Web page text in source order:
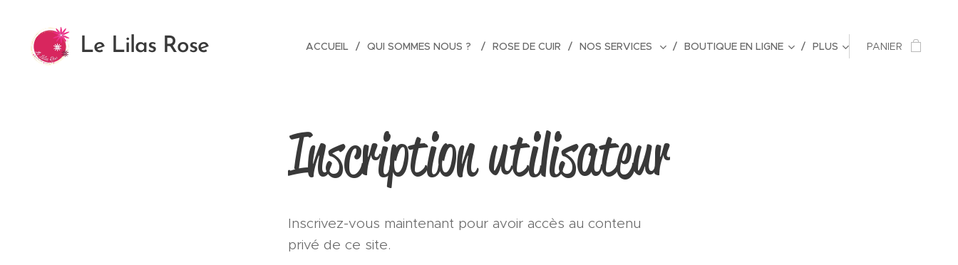
Le Lilas Rose ACCUEIL QUI SOMMES NOUS ? ROSE DE CUIR NOS SERVICES BOUTIQUE EN LIGNE PLUS PANIER
Inscription utilisateur
Inscrivez-vous maintenant pour avoir accès au contenu
privé de ce site.